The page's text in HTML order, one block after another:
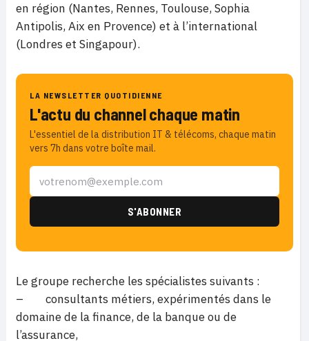
en région (Nantes, Rennes, Toulouse, Sophia
Antipolis, Aix en Provence) et à l’international
(Londres et Singapour).
LA NEWSLETTER QUOTIDIENNE
L'actu du channel chaque matin
L'essentiel de la distribution IT & télécoms, chaque matin
vers 7h dans votre boîte mail.
Le groupe recherche les spécialistes suivants :
– consultants métiers, expérimentés dans le
domaine de la finance, de la banque ou de
l’assurance,